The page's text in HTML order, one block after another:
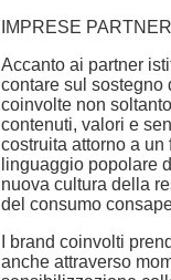
IMPRESE PARTNER
Accanto ai partner
contare sul sostegno
coinvolte non
contenuti, valori e
costruita attorno a un
linguaggio popolare
nuova cultura della
del consumo
I brand coinvolti
anche attraverso